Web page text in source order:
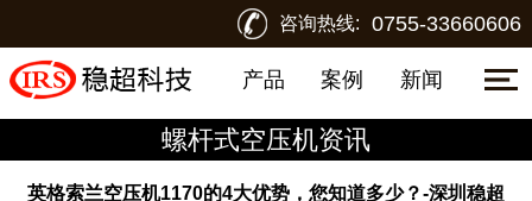
咨询热线: 0755-33660606
产品 案例 新闻
螺杆式空压机资讯
英格索兰空压机1170的4大优势，您知道多少？-深圳稳超